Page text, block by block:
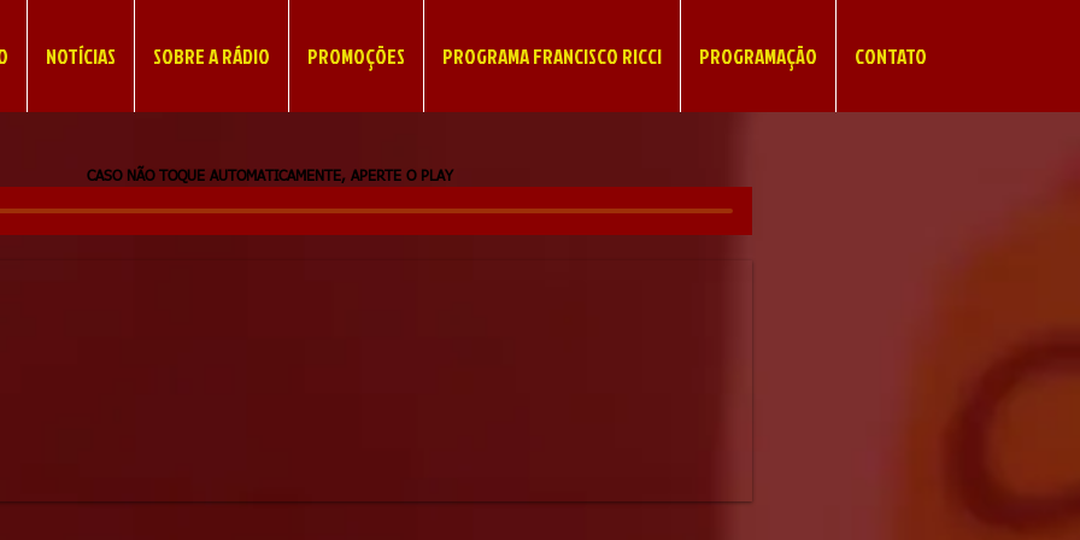
NOTÍCIAS SOBRE A RÁDIO PROMOÇÕES PROGRAMA FRANCISCO RICCI PROGRAMAÇÃO CONTATO
CASO NÃO TOQUE AUTOMATICAMENTE, APERTE O PLAY